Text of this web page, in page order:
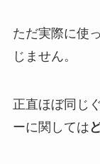
ただ実際に使
じません。
正直ほぼ同じ
ーに関しては